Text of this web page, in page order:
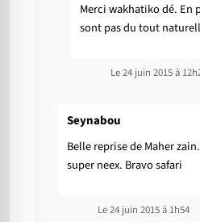
Merci wakhatiko dé. En
sont pas du tout
Le 24 juin 2015 à
Seynabou
Belle reprise de Maher
super neex. Bravo safari
Le 24 juin 2015 à 1h54